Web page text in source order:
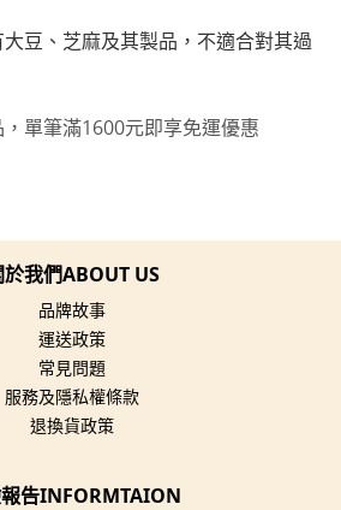
豆、芝麻及其製品，不適合對其過
單筆滿1600元即享免運優惠
於我們ABOUT US
品牌故事
運送政策
常見問題
服務及隱私權條款
退換貨政策
告INFORMTAION